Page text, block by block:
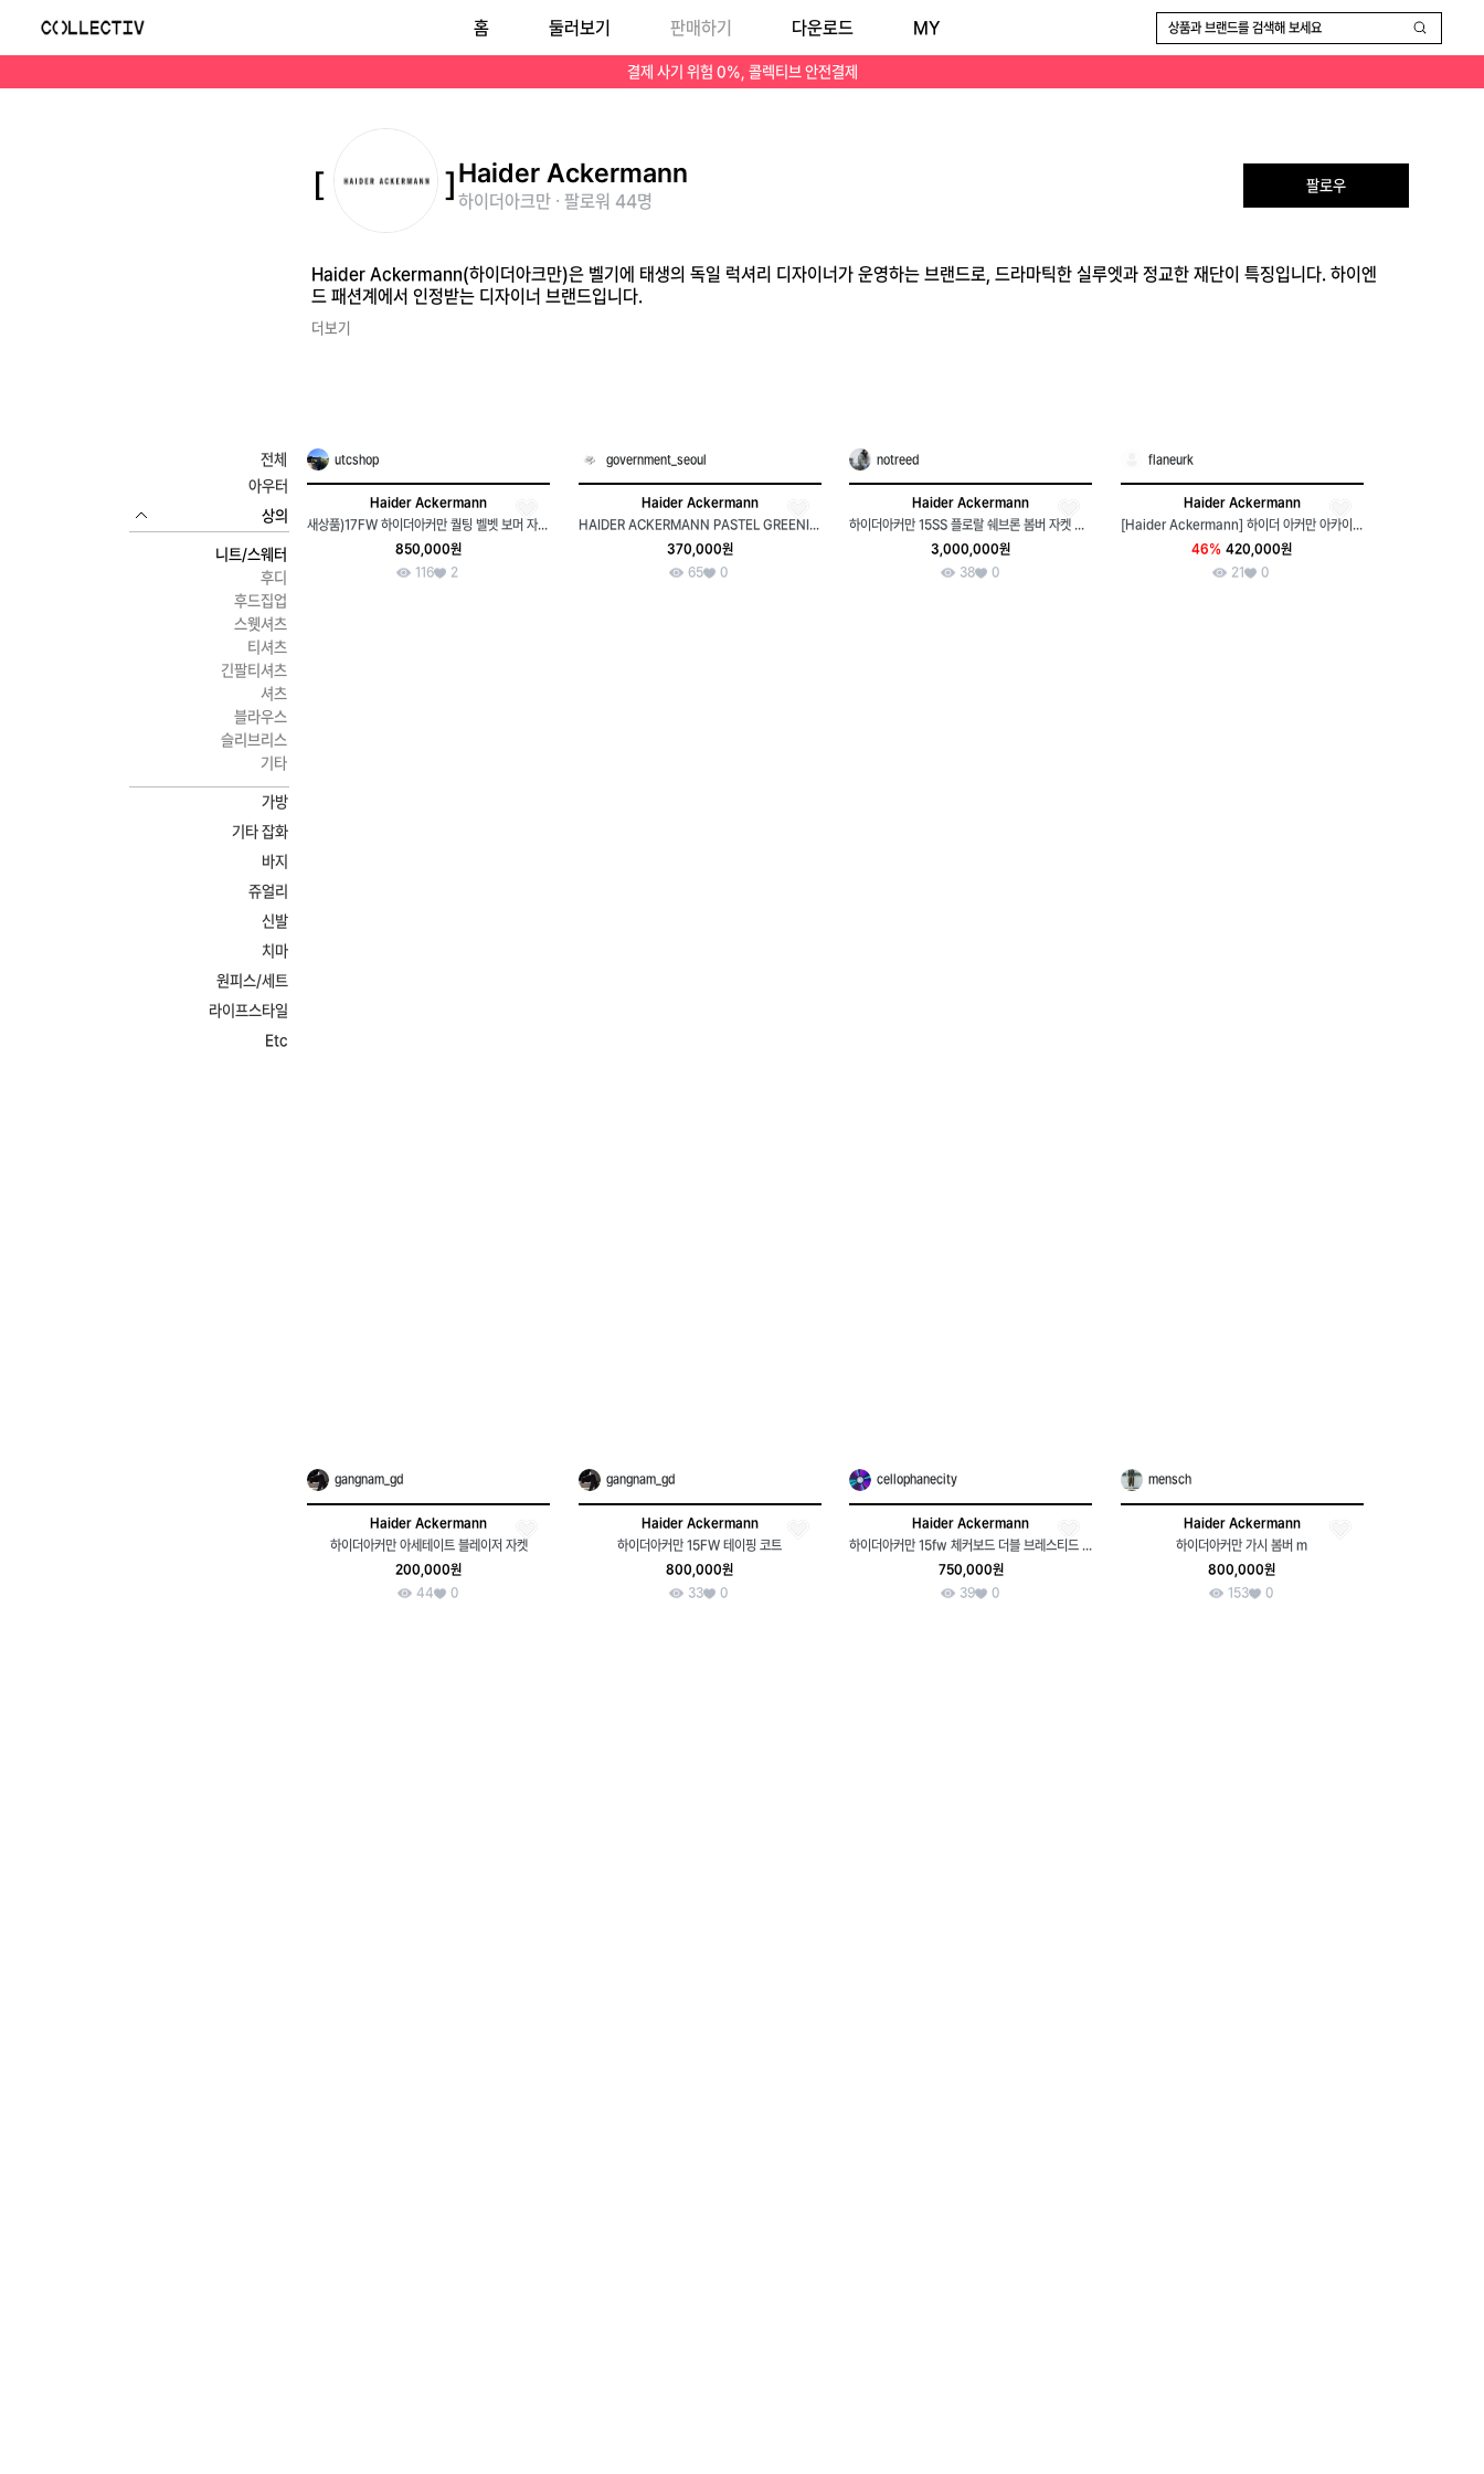
Haider Ackermann(하이더아크만)은 벨기에 태생의 독일 럭셔리 디자이너가 운영하는 브랜드로, 드라마틱한 실루엣과 정교한 재단이 특징입니다. 하이엔드 패션계에서 인정받는 디자이너 브랜드입니다.
결제 사기 위험 0%, 콜렉티브 안전결제
홈 둘러보기 판매하기 다운로드 MY 상품과 브랜드를 검색해 보세요
Haider Ackermann
하이더아크만 · 팔로워 44명
팔로우
Haider Ackermann(하이더아크만)은 벨기에 태생의 독일 럭셔리 디자이너가 운영하는 브랜드로, 드라마틱한 실루엣과 정교한 재단이 특징입니다. 하이엔
드 패션계에서 인정받는 디자이너 브랜드입니다.
더보기
전체
아우터
상의
니트/스웨터
후디
후드집업
스웻셔츠
티셔츠
긴팔티셔츠
셔츠
블라우스
슬리브리스
기타
가방
기타 잡화
바지
쥬얼리
신발
치마
원피스/세트
라이프스타일
Etc
utcshop
Haider Ackermann
새상품)17FW 하이더아커만 퀄팅 벨벳 보머 자켓 흥정가능
850,000원
116
2
government_seoul
Haider Ackermann
HAIDER ACKERMANN PASTEL GREENISH YELLOW JAQUARD JACKET W FLOWER OR STAR LIKE PATTERNS ALLOVER
370,000원
65
0
notreed
Haider Ackermann
하이더아커만 15SS 플로랄 쉐브론 봄버 자켓 블루종
3,000,000원
38
0
flaneurk
Haider Ackermann
[Haider Ackermann] 하이더 아커만 아카이브 실크 테일러드 재킷
46% 420,000원
21
0
gangnam_gd
Haider Ackermann
하이더아커만 아세테이트 블레이저 자켓
200,000원
44
0
gangnam_gd
Haider Ackermann
하이더아커만 15FW 테이핑 코트
800,000원
33
0
cellophanecity
Haider Ackermann
750,000원
39
0
mensch
Haider Ackermann
하이더아커만 가시 봄버 m
800,000원
153
0